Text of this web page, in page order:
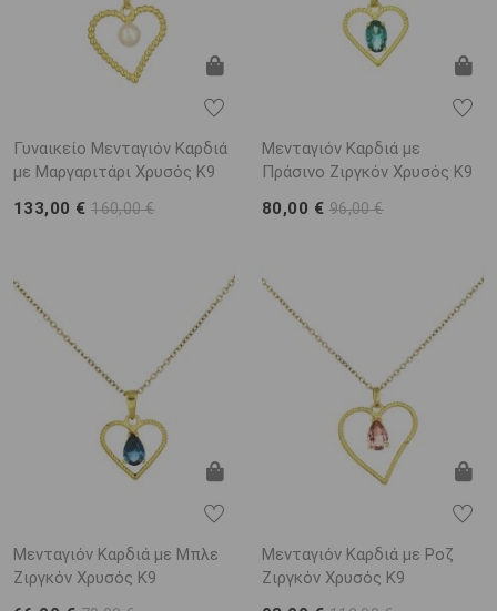
Γυναικείο Μενταγιόν Καρδιά
με Μαργαριτάρι Χρυσός K9
133,00 €160,00 €
Μενταγιόν Καρδιά με
Πράσινο Ζιργκόν Χρυσός K9
80,00 € 96,00 €
Μενταγιόν Καρδιά με Μπλε
Ζιργκόν Χρυσός K9
Μενταγιόν Καρδιά με Ροζ
Ζιργκόν Χρυσός K9